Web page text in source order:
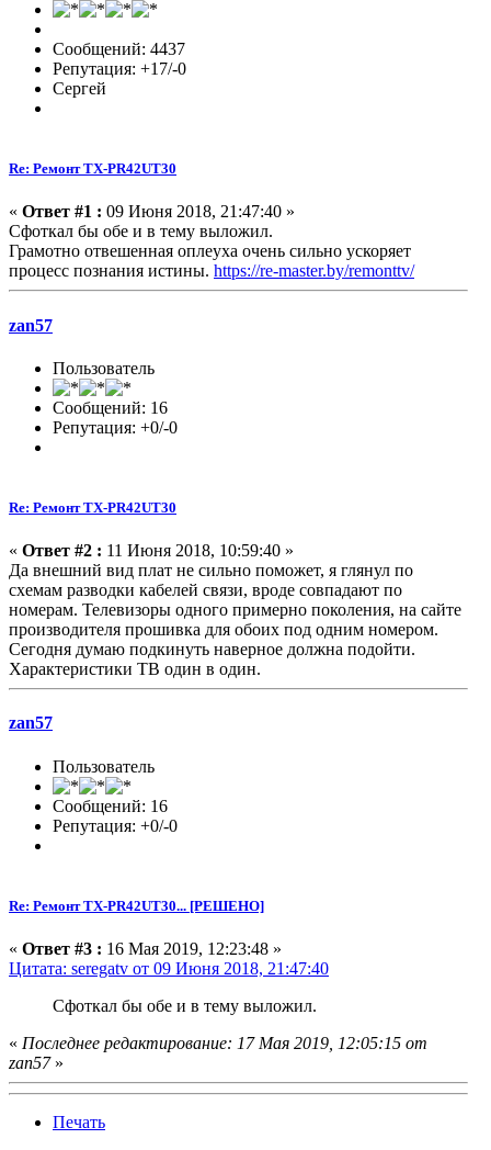
Сообщений: 4437
Репутация: +17/-0
Сергей
Re: Ремонт TX-PR42UT30
« Ответ #1 : 09 Июня 2018, 21:47:40 »
Сфоткал бы обе и в тему выложил.
Грамотно отвешенная оплеуха очень сильно ускоряет
процесс познания истины. https://re-master.by/remonttv/
zan57
Пользователь
Сообщений: 16
Репутация: +0/-0
Re: Ремонт TX-PR42UT30
« Ответ #2 : 11 Июня 2018, 10:59:40 »
Да внешний вид плат не сильно поможет, я глянул по
схемам разводки кабелей связи, вроде совпадают по
номерам. Телевизоры одного примерно поколения, на сайте
производителя прошивка для обоих под одним номером.
Сегодня думаю подкинуть наверное должна подойти.
Характеристики ТВ один в один.
zan57
Пользователь
Сообщений: 16
Репутация: +0/-0
Re: Ремонт TX-PR42UT30... [РЕШЕНО]
« Ответ #3 : 16 Мая 2019, 12:23:48 »
Цитата: seregatv от 09 Июня 2018, 21:47:40
Сфоткал бы обе и в тему выложил.
« Последнее редактирование: 17 Мая 2019, 12:05:15 от
zan57»
Печать